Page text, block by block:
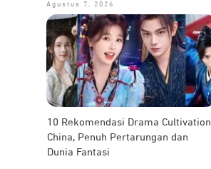
Agustus 7, 2026
10 Rekomendasi Drama Cultivation
China, Penuh Pertarungan dan
Dunia Fantasi